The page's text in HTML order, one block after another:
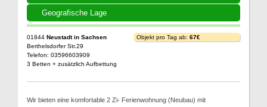
Geografische Lage
01844 Neustadt in Sachsen
Berthelsdorfer Str.29
Telefon: 03596603909
3 Betten + zusätzlich Aufbettung
Objekt pro Tag ab: 67€
Wir bieten eine komfortable 2 Zi- Ferienwohnung (Neubau) mit